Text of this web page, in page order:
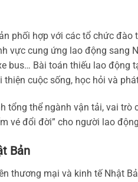
phối hợp với các tổ chức
vực cung ứng lao động sang
bus… Bài toán thiếu lao động
cuộc sống, học hỏi và
tổng thể ngành vận tải, vai trò
vé đổi đời” cho người lao
Bản
thương mại và kinh tế Nhật